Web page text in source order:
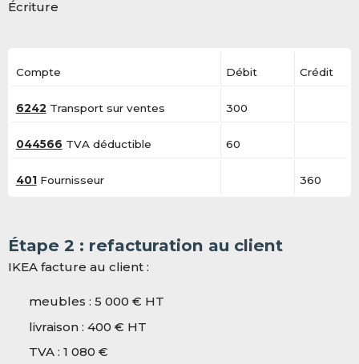
Écriture
Compte Débit Crédit
6242 Transport sur ventes 300
044566 TVA déductible 60
401Fournisseur 360
Étape 2 : refacturation au client
IKEA facture au client :
meubles : 5 000 € HT
livraison : 400 € HT
TVA : 1 080 €